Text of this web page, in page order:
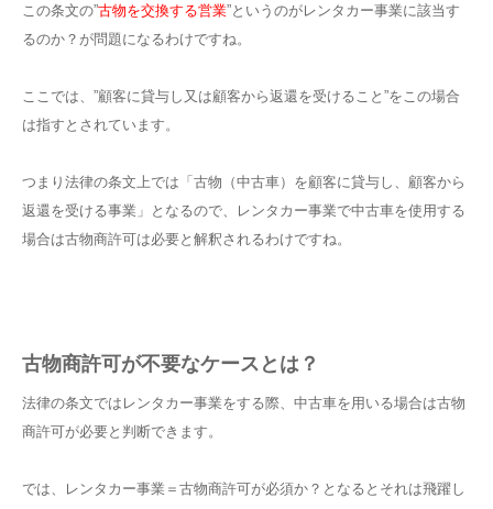
この条文の”古物を交換する営業”というのがレンタカー事業に該当す
るのか？が問題になるわけですね。
ここでは、”顧客に貸与し又は顧客から返還を受けること”をこの場合
は指すとされています。
つまり法律の条文上では「古物（中古車）を顧客に貸与し、顧客から
返還を受ける事業」となるので、レンタカー事業で中古車を使用する
場合は古物商許可は必要と解釈されるわけですね。
古物商許可が不要なケースとは？
法律の条文ではレンタカー事業をする際、中古車を用いる場合は古物
商許可が必要と判断できます。
では、レンタカー事業＝古物商許可が必須か？となるとそれは飛躍し